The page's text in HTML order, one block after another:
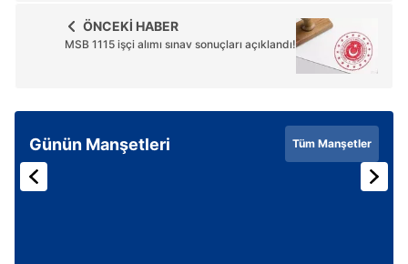
ÖNCEKİ HABER
MSB 1115 işçi alımı sınav sonuçları açıklandı!
Günün Manşetleri Tüm Manşetler